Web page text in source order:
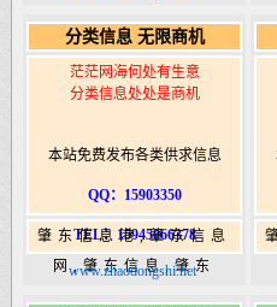
港
分类信息 无限商机
茫茫网海何处有生意
分类信息处处是商机
本站免费发布各类供求信息
QQ：15903350
TEL：15945066378
肇东信息港,肇东信息
网,肇东信息,肇东
www.zhaodongshi.net